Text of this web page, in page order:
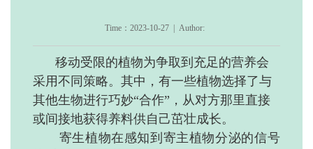
Time：2023-10-27 | Author:
移动受限的植物为争取到充足的营养会
采用不同策略。其中，有一些植物选择了与
其他生物进行巧妙“合作”，从对方那里直接
或间接地获得养料供自己茁壮成长。
寄生植物在感知到寄主植物分泌的信号